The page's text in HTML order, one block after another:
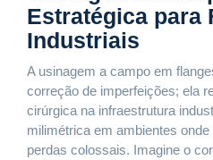
Estratégica para
Industriais
A usinagem a campo em
correção de imperfeições; ela
cirúrgica na infraestrutura
milimétrica em ambientes
perdas colossais. Imagine o